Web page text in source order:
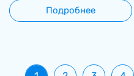
Подробнее